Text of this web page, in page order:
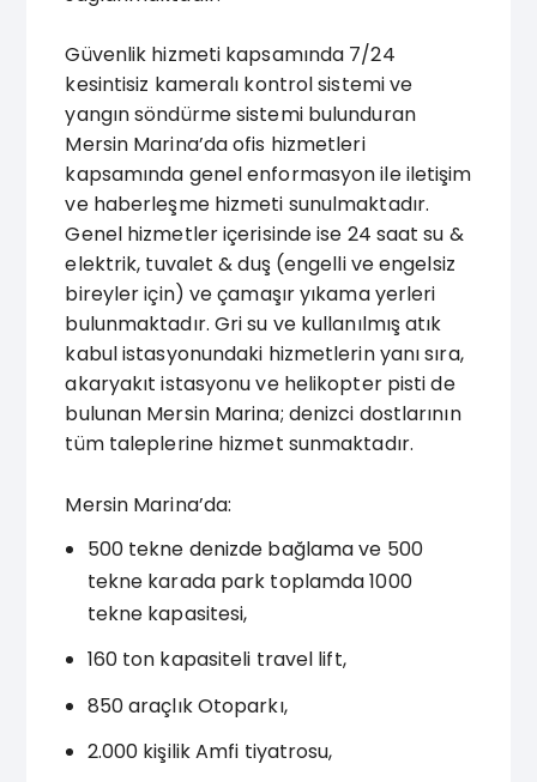
Güvenlik hizmeti kapsamında 7/24
kesintisiz kameralı kontrol sistemi ve
yangın söndürme sistemi bulunduran
Mersin Marina’da ofis hizmetleri
kapsamında genel enformasyon ile iletişim
ve haberleşme hizmeti sunulmaktadır.
Genel hizmetler içerisinde ise 24 saat su &
elektrik, tuvalet & duş (engelli ve engelsiz
bireyler için) ve çamaşır yıkama yerleri
bulunmaktadır. Gri su ve kullanılmış atık
kabul istasyonundaki hizmetlerin yanı sıra,
akaryakıt istasyonu ve helikopter pisti de
bulunan Mersin Marina; denizci dostlarının
tüm taleplerine hizmet sunmaktadır.
Mersin Marina’da:
500 tekne denizde bağlama ve 500
tekne karada park toplamda 1000
tekne kapasitesi,
160 ton kapasiteli travel lift,
850 araçlık Otoparkı,
2.000 kişilik Amfi tiyatrosu,